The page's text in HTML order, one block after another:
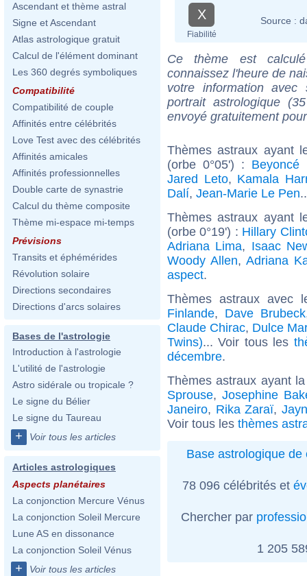
Ascendant et thème astral
Signe et Ascendant
Atlas astrologique gratuit
Calcul de l'élément dominant
Les 360 degrés symboliques
Compatibilité
Compatibilité de couple
Affinités entre célébrités
Love Test avec des célébrités
Affinités amicales
Affinités professionnelles
Double carte de synastrie
Calcul du thème composite
Thème mi-espace mi-temps
Prévisions
Transits et éphémérides
Révolution solaire
Directions secondaires
Directions d'arcs solaires
Bases de l'astrologie
Introduction à l'astrologie
L'utilité de l'astrologie
Astro sidérale ou tropicale ?
Le signe du Bélier
Le signe du Taureau
+ Voir tous les articles
Articles astrologiques
Aspects planétaires
La conjonction Mercure Vénus
La conjonction Soleil Mercure
Lune AS en dissonance
La conjonction Soleil Vénus
+ Voir tous les articles
X
Fiabilité
Source :
Ce thème est
connaissez l'heure de
votre information
portrait astrologique
envoyé gratuitement
Thèmes astraux ayant
(orbe 0°05') : Beyoncé
Jared Leto, Kamala
Dalí, Jean-Marie Le Pen
Thèmes astraux ayant
(orbe 0°19') : Hillary
Adriana Lima, Isaac
Woody Allen, Adriana
aspect.
Thèmes astraux avec
Finlande, Dave Brubeck
Claude Chirac, Dulce
Twins)... Voir tous les
décembre.
Thèmes astraux ayant
Sprouse, Josephine
Janeiro, Rika Zaraï,
Voir tous les thèmes
Base astrologique de
78 096 célébrités et
Chercher par
1 205